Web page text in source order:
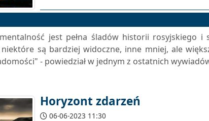
jest pełna śladów historii rosyjskiego i
są bardziej widoczne, inne mniej, ale
- powiedział w jednym z ostatnich
Horyzont zdarzeń
06-06-2023 11:30